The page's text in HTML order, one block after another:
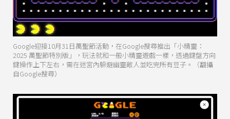
Google迎接10月31日萬聖節活動，在Google搜尋推出「小精靈：
2025 萬聖節特別版」，玩法就和一般小精靈遊戲一樣，透過鍵盤方向
鍵操作上下左右，需在迷宮內躲避幽靈敵人並吃完所有豆子。（翻攝
自Google搜尋）